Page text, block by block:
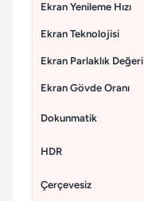
Ekran Yenileme Hızı
Ekran Teknolojisi
Ekran Parlaklık Değeri
Ekran Gövde Oranı
Dokunmatik
HDR
Çerçevesiz